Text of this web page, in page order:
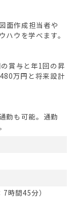
面作成担当者や
ウを学べます。
賞与と年1回の昇
万円と将来設計
勤も可能。通勤
時間45分）